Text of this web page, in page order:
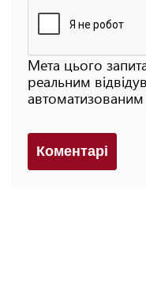
Мета цього
реальним
Коментарi